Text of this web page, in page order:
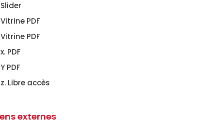
Slider
Vitrine PDF
Vitrine PDF
x. PDF
Y PDF
z. Libre accès
externes